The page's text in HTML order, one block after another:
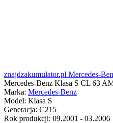
znajdzakumulator.pl Mercedes-
Mercedes-Benz Klasa S CL 63
Marka: Mercedes-Benz
Model: Klasa S
Generacja: C215
Rok produkcji: 09.2001 - 03.2006